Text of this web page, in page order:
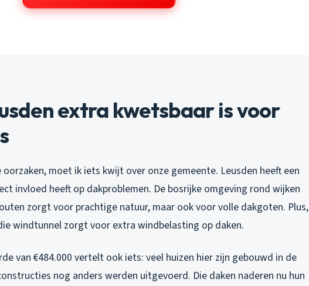
extra kwetsbaar is voor
moet ik iets kwijt over onze gemeente. Leusden heeft een
invloed heeft op dakproblemen. De bosrijke omgeving rond wijken
zorgt voor prachtige natuur, maar ook voor volle dakgoten. Plus,
windtunnel zorgt voor extra windbelasting op daken.
van €484.000 vertelt ook iets: veel huizen hier zijn gebouwd in de
nog anders werden uitgevoerd. Die daken naderen nu hun